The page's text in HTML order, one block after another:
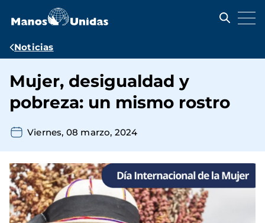
contenido
Ruta
navegación
Noticias
Mujer, desigualdad y
pobreza: un mismo rostro
Viernes, 08 marzo, 2024